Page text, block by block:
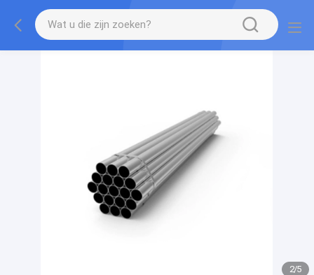
2/5